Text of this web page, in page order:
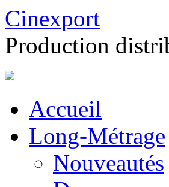
Cinexport
Production
Accueil
Long-Métrage
Nouveautés